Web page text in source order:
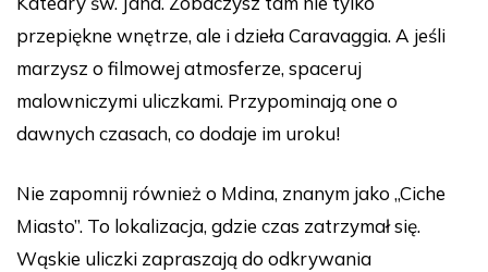
przepiękne wnętrze, ale i dzieła Caravaggia. A jeśli
marzysz o filmowej atmosferze, spaceruj
malowniczymi uliczkami. Przypominają one o
dawnych czasach, co dodaje im uroku!
Nie zapomnij również o Mdina, znanym jako „Ciche
Miasto”. To lokalizacja, gdzie czas zatrzymał się.
Wąskie uliczki zapraszają do odkrywania